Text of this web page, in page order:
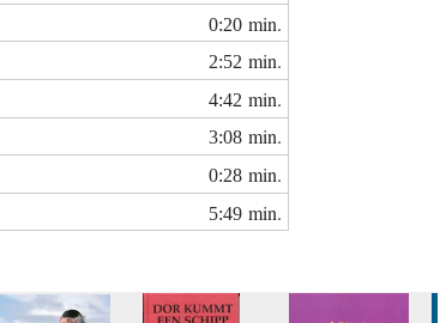
0:20 min.
2:52 min.
4:42 min.
3:08 min.
0:28 min.
5:49 min.